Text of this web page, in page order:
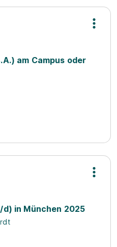
am Campus oder
in München 2025